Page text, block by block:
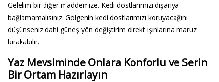
Gelelim bir diğer maddemize. Kedi dostlarımızı dışarıya
bağlamamalısınız. Gölgenin kedi dostlarımızı koruyacağını
düşünseniz dahi güneş yön değiştirim direkt ışınlarına maruz
bırakabilir.
Yaz Mevsiminde Onlara Konforlu ve Serin
Bir Ortam Hazırlayın